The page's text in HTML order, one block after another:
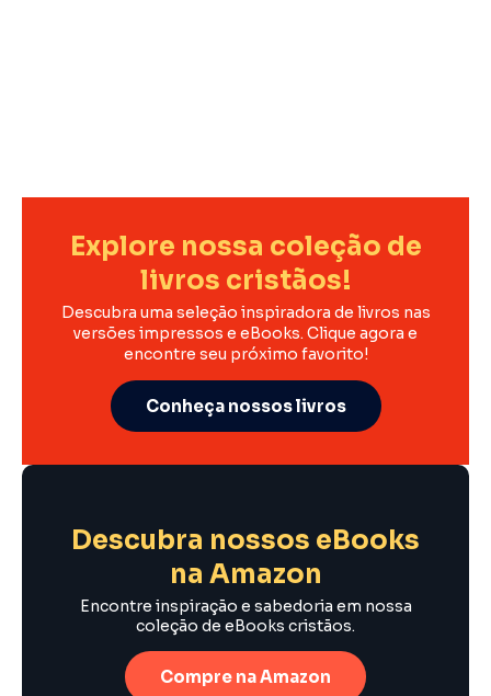
Explore nossa coleção de
livros cristãos!
Descubra uma seleção inspiradora de livros nas
versões impressos e eBooks. Clique agora e
encontre seu próximo favorito!
Conheça nossos livros
Descubra nossos eBooks
na Amazon
Encontre inspiração e sabedoria em nossa
coleção de eBooks cristãos.
Compre na Amazon